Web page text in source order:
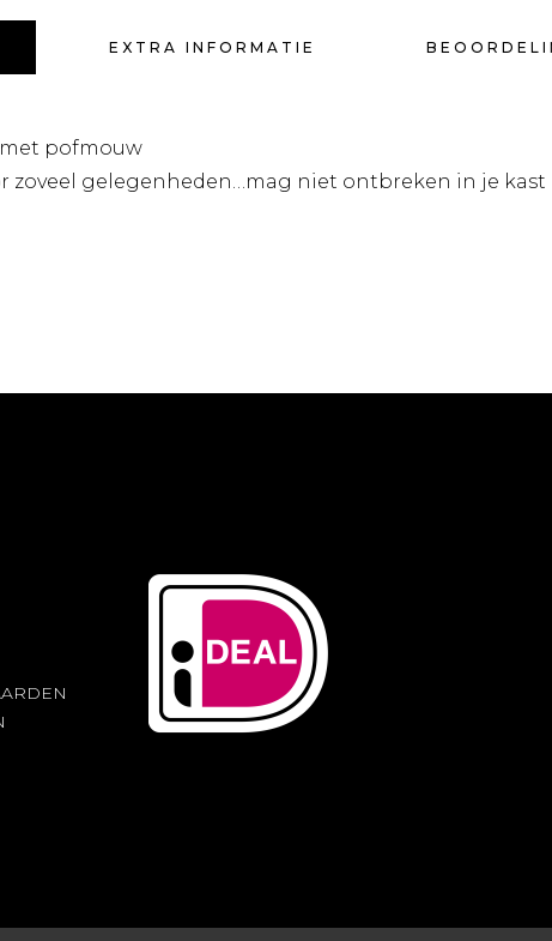
EXTRA INFORMATIE
pofmouw
zoveel gelegenheden…mag niet ontbreken in je kast